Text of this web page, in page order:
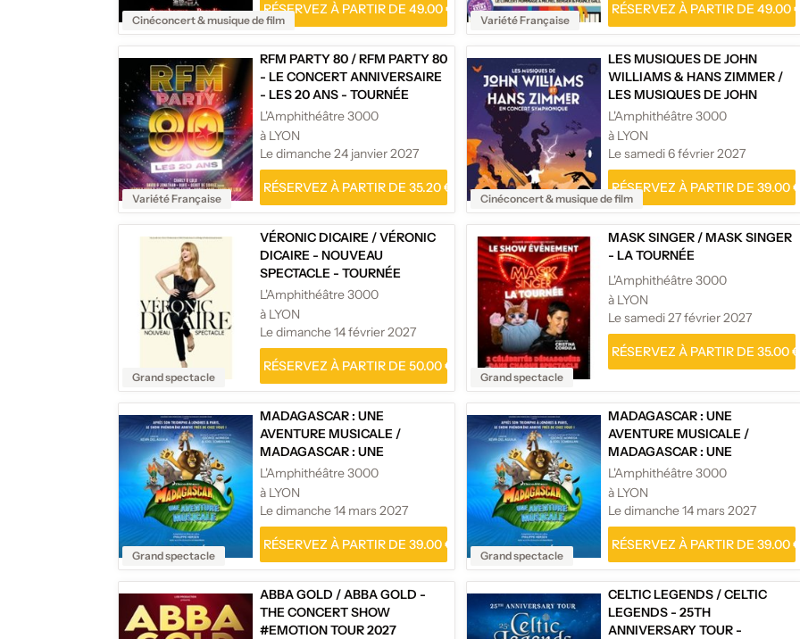
Cinéconcert & musique de film
RÉSERVEZ À PARTIR DE 49.00 €
Variété Française
RÉSERVEZ À PARTIR DE 49.00
Variété Française
RFM PARTY 80 /RFM PARTY 80
- LE CONCERT ANNIVERSAIRE
- LES 20 ANS - TOURNÉE
L'Amphithéâtre 3000
à LYON
Le dimanche 24 janvier 2027
RÉSERVEZ À PARTIR DE 35.20 €
Cinéconcert & musique de film
LES MUSIQUES DE JOHN
WILLIAMS & HANS ZIMMER /
LES MUSIQUES DE JOHN
WILLIAMS & HANS ZIMMER EN
CONCERT SYMPHONIQUE
L'Amphithéâtre 3000
à LYON
Le samedi 6 février 2027
RÉSERVEZ À PARTIR DE 39.00
Grand spectacle
VÉRONIC DICAIRE /VÉRONIC
DICAIRE - NOUVEAU
SPECTACLE - TOURNÉE
L'Amphithéâtre 3000
à LYON
Le dimanche 14 février 2027
RÉSERVEZ À PARTIR DE 50.00 €
Grand spectacle
MASK SINGER /MASK SINGER
- LA TOURNÉE
L'Amphithéâtre 3000
à LYON
Le samedi 27 février 2027
RÉSERVEZ À PARTIR DE 35.00 €
Grand spectacle
MADAGASCAR : UNE
AVENTURE MUSICALE /
MADAGASCAR : UNE
AVENTURE MUSICALE -
TOURNÉE
L'Amphithéâtre 3000
à LYON
Le dimanche 14 mars 2027
RÉSERVEZ À PARTIR DE 39.00 €
Grand spectacle
MADAGASCAR : UNE
AVENTURE MUSICALE /
MADAGASCAR : UNE
AVENTURE MUSICALE -
TOURNÉE
L'Amphithéâtre 3000
à LYON
Le dimanche 14 mars 2027
RÉSERVEZ À PARTIR DE 39.00
ABBA GOLD /ABBA GOLD -
THE CONCERT SHOW
#EMOTION TOUR 2027
CELTIC LEGENDS /CELTIC
LEGENDS - 25TH
ANNIVERSARY TOUR -